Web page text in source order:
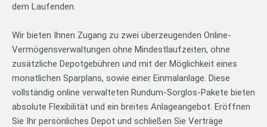
dem Laufenden.
Wir bieten Ihnen Zugang zu zwei überzeugenden Online-
Vermögensverwaltungen ohne Mindestlaufzeiten, ohne
zusätzliche Depotgebühren und mit der Möglichkeit eines
monatlichen Sparplans, sowie einer Einmalanlage. Diese
vollständig online verwalteten Rundum-Sorglos-Pakete bieten
absolute Flexibilität und ein breites Anlageangebot. Eröffnen
Sie Ihr persönliches Depot und schließen Sie Verträge